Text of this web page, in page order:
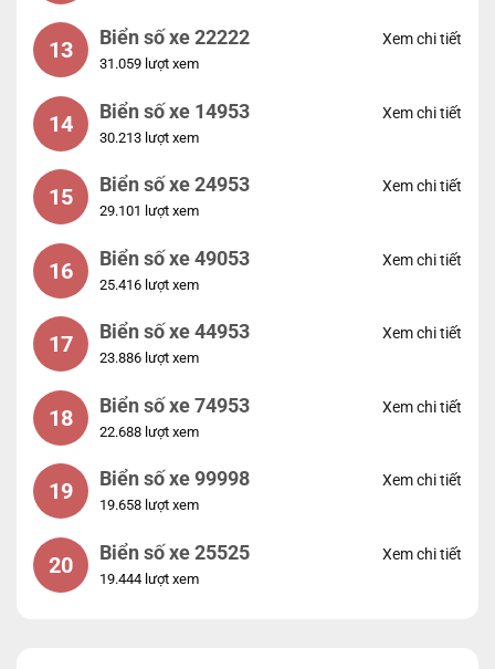
13 Biển số xe 22222
31.059 lượt xem
Xem chi tiết
14 Biển số xe 14953
30.213 lượt xem
Xem chi tiết
15 Biển số xe 24953
29.101 lượt xem
Xem chi tiết
16 Biển số xe 49053
25.416 lượt xem
Xem chi tiết
17 Biển số xe 44953
23.886 lượt xem
Xem chi tiết
18 Biển số xe 74953
22.688 lượt xem
Xem chi tiết
19 Biển số xe 99998
19.658 lượt xem
Xem chi tiết
20 Biển số xe 25525
19.444 lượt xem
Xem chi tiết